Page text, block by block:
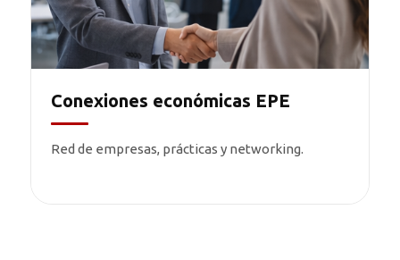
Conexiones económicas EPE
Red de empresas, prácticas y networking.